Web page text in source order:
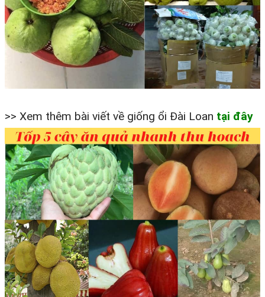
>> Xem thêm bài viết về giống ổi Đài Loan tại đây